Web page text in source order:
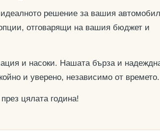
идеалното решение за вашия
отговарящи на вашия бюджет и
и насоки. Нашата бърза и
и уверено, независимо от времето.
цялата година!